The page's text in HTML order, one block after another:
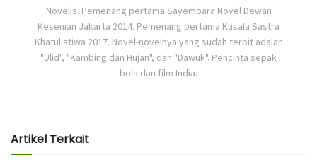
Novelis. Pemenang pertama Sayembara Novel Dewan
Kesenian Jakarta 2014. Pemenang pertama Kusala Sastra
Khatulistiwa 2017. Novel-novelnya yang sudah terbit adalah
"Ulid", "Kambing dan Hujan", dan "Dawuk". Pencinta sepak
bola dan film India.
Artikel Terkait